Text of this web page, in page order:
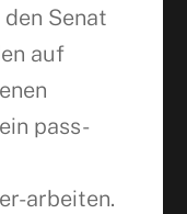
Senat
auf
pass-
arbeiten.